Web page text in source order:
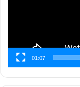
01:07